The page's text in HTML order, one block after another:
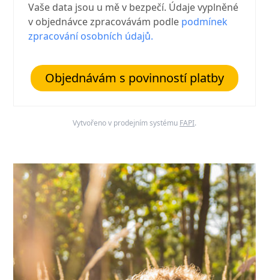
Vaše data jsou u mě v bezpečí. Údaje vyplněné
v objednávce zpracovávám podle podmínek
zpracování osobních údajů.
Objednávám s povinností platby
Vytvořeno v prodejním systému FAPI.